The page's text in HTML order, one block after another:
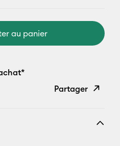
au panier
Partager